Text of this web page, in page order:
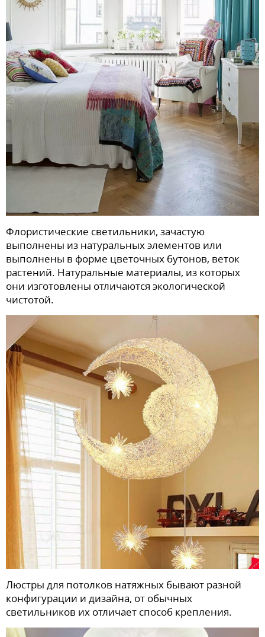
Флористические светильники, зачастую
выполнены из натуральных элементов или
выполнены в форме цветочных бутонов, веток
растений. Натуральные материалы, из которых
они изготовлены отличаются экологической
чистотой.
Люстры для потолков натяжных бывают разной
конфигурации и дизайна, от обычных
светильников их отличает способ крепления.